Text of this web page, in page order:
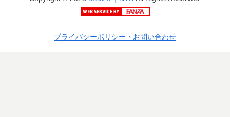
プライバシーポリシー・お問い合わせ